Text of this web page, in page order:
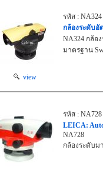
view
รหัส : NA324
กล้องระดับอั
NA324 กล้อ
มาตรฐาน
รหัส : NA728
LEICA:
NA728
กล้องระดับม